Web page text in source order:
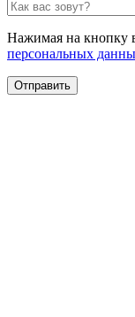
Нажимая на кнопку
персональных
Отправить